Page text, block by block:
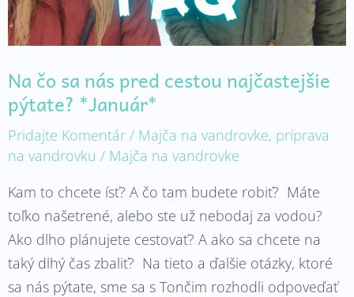
Na čo sa nás pred cestou najčastejšie
pýtate? *Január*
Pridajte Komentár / Majča na vandrovke, príprava
na vandrovku / Majča na vandrovke
Kam to chcete ísť? A čo tam budete robiť? Máte
toľko našetrené, alebo ste už nebodaj za vodou?
Ako dlho plánujete cestovať? A ako sa chcete na
taký dlhý čas zbaliť? Na tieto a ďalšie otázky, ktoré
sa nás pýtate, sme sa s Tončim rozhodli odpoveďať
*Január*